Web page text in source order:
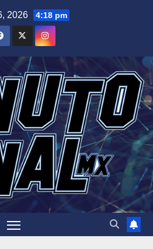
2026 4:18 pm